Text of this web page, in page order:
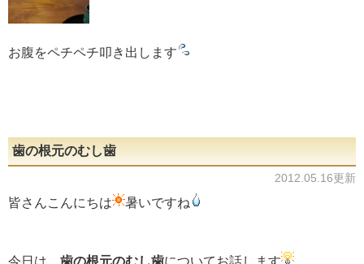
お腹をペチペチ叩き出します
歯の根元のむし歯
2012.05.16更新
皆さんこんにちは 暑いですね
今日は、 歯の根元のむし歯についてお話します